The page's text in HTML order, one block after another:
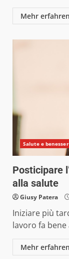
Mehr erfahren
Salute e
Posticipare
alla salute
Giusy Patera
Iniziare più
lavoro fa
Mehr erfahren